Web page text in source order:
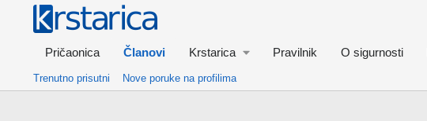
Pričaonica Članovi Krstarica Pravilnik O sigurnosti
Trenutno prisutni Nove poruke na profilima